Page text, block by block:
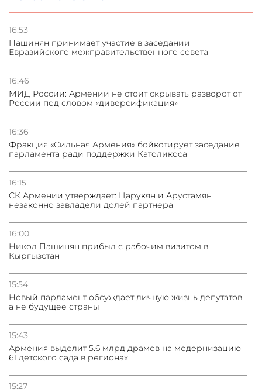
16:53
Пашинян принимает участие в заседании
Евразийского межправительственного совета
16:46
МИД России: Армении не стоит скрывать разворот от
России под словом «диверсификация»
16:36
Фракция «Сильная Армения» бойкотирует заседание
парламента ради поддержки Католикоса
16:15
СК Армении утверждает: Царукян и Арустамян
незаконно завладели долей партнера
16:00
Никол Пашинян прибыл с рабочим визитом в
Кыргызстан
15:54
Новый парламент обсуждает личную жизнь депутатов,
а не будущее страны
15:43
Армения выделит 5.6 млрд драмов на модернизацию
61 детского сада в регионах
15:27